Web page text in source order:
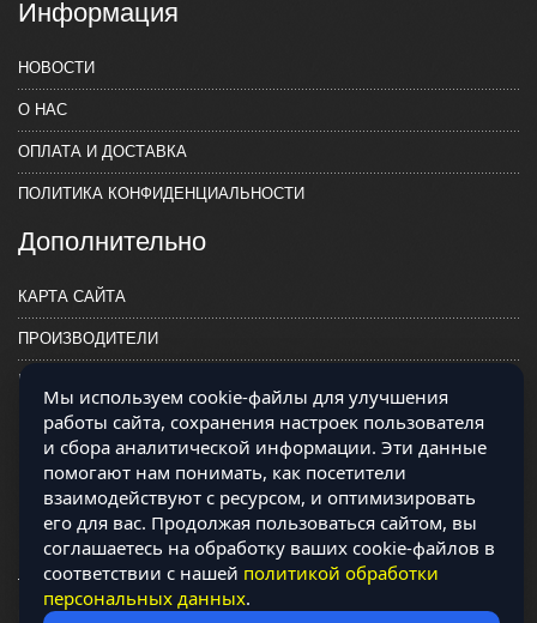
Информация
НОВОСТИ
О НАС
ОПЛАТА И ДОСТАВКА
ПОЛИТИКА КОНФИДЕНЦИАЛЬНОСТИ
Дополнительно
КАРТА САЙТА
ПРОИЗВОДИТЕЛИ
КОНТАКТЫ
Магазин работает на OCLite Комплект-А - радиодетали и электронные
Мы используем cookie-файлы для улучшения
работы сайта, сохранения настроек пользователя
и сбора аналитической информации. Эти данные
помогают нам понимать, как посетители
взаимодействуют с ресурсом, и оптимизировать
его для вас. Продолжая пользоваться сайтом, вы
соглашаетесь на обработку ваших cookie-файлов в
соответствии с нашей политикой обработки
персональных данных.